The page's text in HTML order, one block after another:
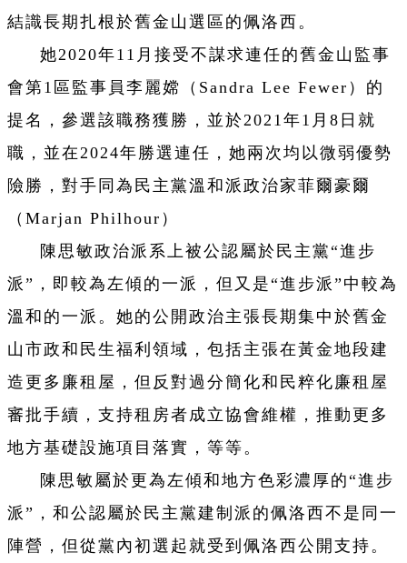
結識長期扎根於舊金山選區的佩洛西。
她2020年11月接受不謀求連任的舊金山監事
會第1區監事員李麗嫦（Sandra Lee Fewer）的
提名，參選該職務獲勝，並於2021年1月8日就
職，並在2024年勝選連任，她兩次均以微弱優勢
險勝，對手同為民主黨溫和派政治家菲爾豪爾
（Marjan Philhour）
陳思敏政治派系上被公認屬於民主黨“進步
派”，即較為左傾的一派，但又是“進步派”中較為
溫和的一派。她的公開政治主張長期集中於舊金
山市政和民生福利領域，包括主張在黃金地段建
造更多廉租屋，但反對過分簡化和民粹化廉租屋
審批手續，支持租房者成立協會維權，推動更多
地方基礎設施項目落實，等等。
陳思敏屬於更為左傾和地方色彩濃厚的“進步
派”，和公認屬於民主黨建制派的佩洛西不是同一
陣營，但從黨內初選起就受到佩洛西公開支持。